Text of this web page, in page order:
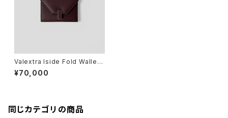
Valextra Iside Fold Wallet
Claret Red
¥70,000
同じカテゴリの商品